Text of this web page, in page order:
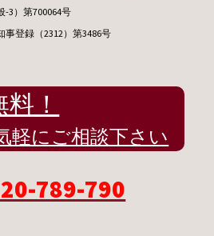
3）第700064号
登録（2312）第3486号
！
軽にご相談下さい
789-790